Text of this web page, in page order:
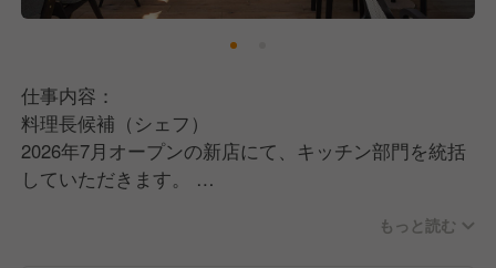
仕事内容：
料理長候補（シェフ）
2026年7月オープンの新店にて、キッチン部門を統括
していただきます。
★キッチンのトータルマネジメントと教育もっと読む